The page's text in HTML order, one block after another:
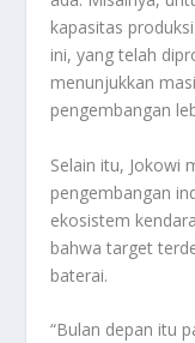
kapasitas
ini, yang telah
menunjukkan
pengembangan
Selain itu, Jokowi
pengembangan
ekosistem
bahwa target
baterai.
“Bulan depan itu